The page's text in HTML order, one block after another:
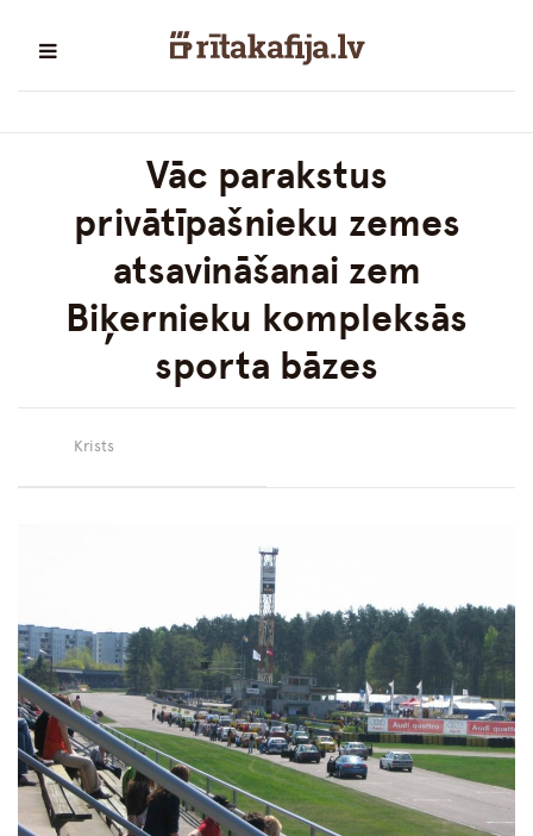
Vāc parakstus
privātīpašnieku zemes
atsavināšanai zem
Biķernieku kompleksās
sporta bāzes
Krists